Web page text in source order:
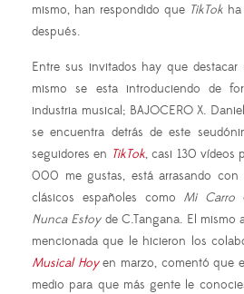
mismo, han respondido que TikTok
después.
Entre sus invitados hay que
mismo se esta introduciendo de
industria musical; BAJOCERO X.
se encuentra detrás de este
seguidores en TikTok, casi 130 vídeos
000 me gustas, está arrasando con
clásicos españoles como Mi Carro
Nunca Estoyde C.Tangana. El mismo
mencionada que le hicieron los
Musical Hoyen marzo, comentó que
medio para que más gente le